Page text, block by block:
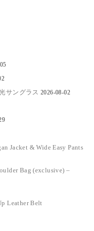
サングラス 2026-08-02
Jacket & Wide Easy Pants
Bag (exclusive) –
Leather Belt